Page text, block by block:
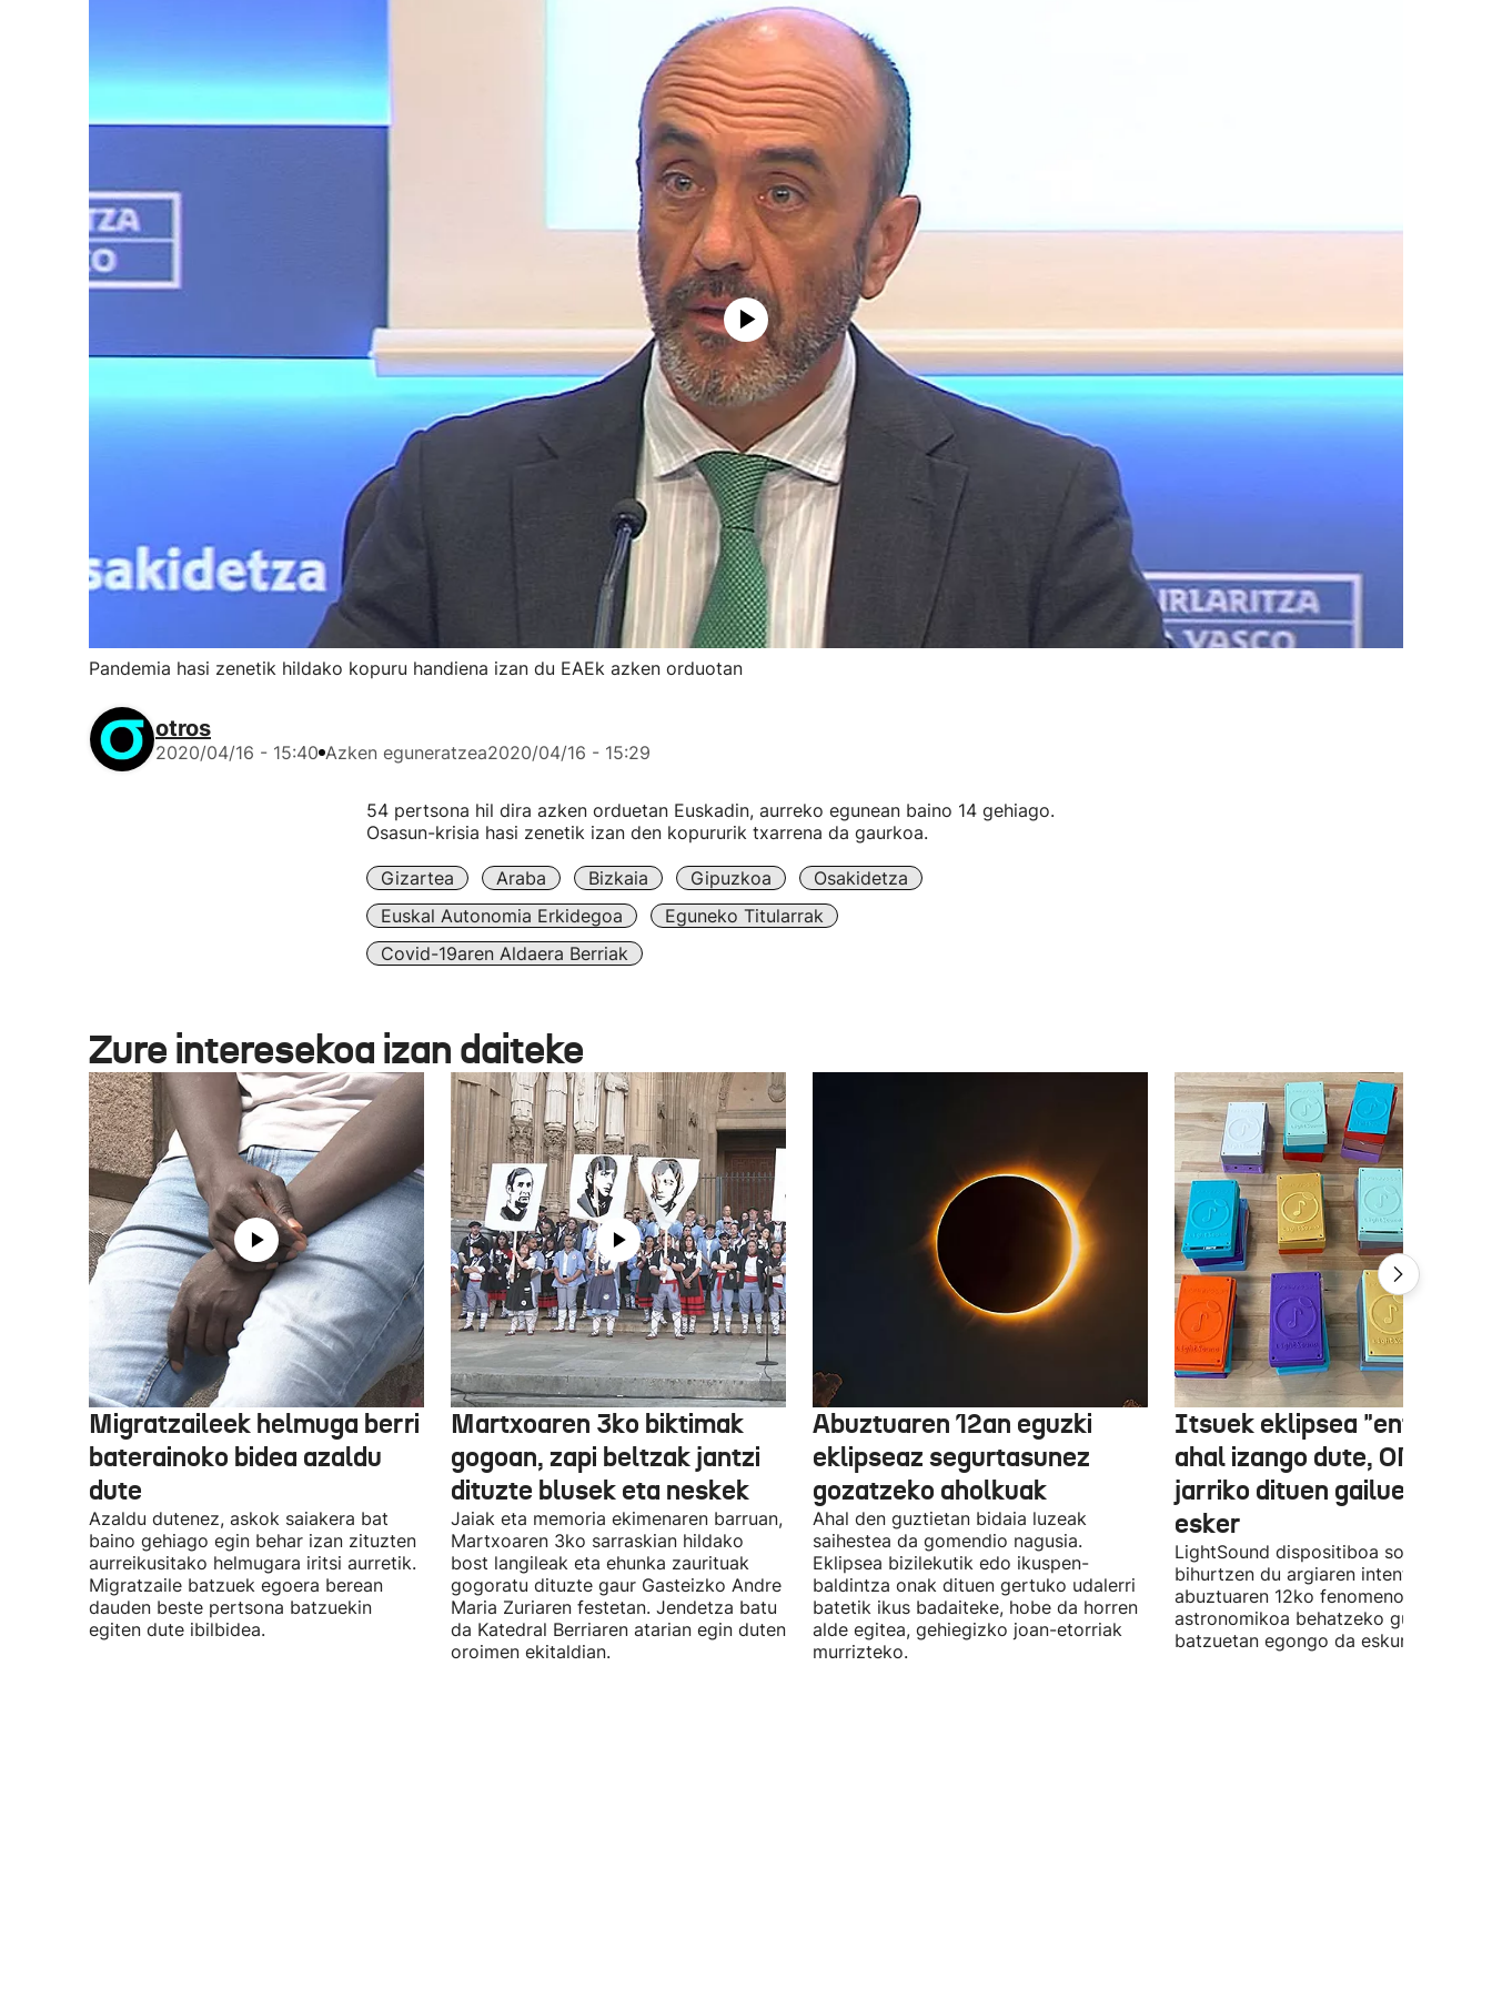
Pandemia hasi zenetik hildako kopuru handiena izan du EAEk azken orduotan
otros
2020/04/16 - 15:40 Azken eguneratzea2020/04/16 - 15:29
54 pertsona hil dira azken orduetan Euskadin, aurreko egunean baino 14 gehiago.
Osasun-krisia hasi zenetik izan den kopururik txarrena da gaurkoa.
Gizartea Araba Bizkaia Gipuzkoa
Osakidetza
Euskal Autonomia Erkidegoa
Eguneko Titularrak
Covid-19aren Aldaera Berriak
Zure interesekoa izan daiteke
Migratzaileek helmuga berri
baterainoko bidea azaldu
dute
Azaldu dutenez, askok saiakera bat
baino gehiago egin behar izan zituzten
aurreikusitako helmugara iritsi aurretik.
Migratzaile batzuek egoera berean
dauden beste pertsona batzuekin
egiten dute ibilbidea.
Martxoaren 3ko biktimak
gogoan, zapi beltzak jantzi
dituzte blusek eta neskek
Jaiak eta memoria ekimenaren barruan,
Martxoaren 3ko sarraskian hildako
bost langileak eta ehunka zaurituak
gogoratu dituzte gaur Gasteizko Andre
Maria Zuriaren festetan. Jendetza batu
da Katedral Berriaren atarian egin duten
oroimen ekitaldian.
Abuztuaren 12an eguzki
eklipseaz segurtasunez
gozatzeko aholkuak
Ahal den guztietan bidaia luzeak
saihestea da gomendio nagusia.
Eklipsea bizilekutik edo ikuspen-
baldintza onak dituen gertuko udalerri
batetik ikus badaiteke, hobe da horren
alde egitea, gehiegizko joan-etorriak
murrizteko.
Itsuek eklipsea "entzun"
ahal izango dute, ONCEk
jarriko dituen gailue
esker
LightSound dispositiboa soinu
bihurtzen du argiaren intentsitatea,
abuztuaren 12ko fenomeno
astronomikoa behatzeko gune
batzuetan egongo da eskuragarri.